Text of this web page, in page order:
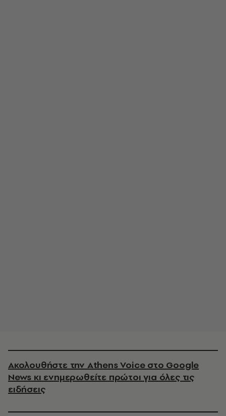
Ακολουθήστε την Athens Voice στο Google
News κι ενημερωθείτε πρώτοι για όλες τις
ειδήσεις